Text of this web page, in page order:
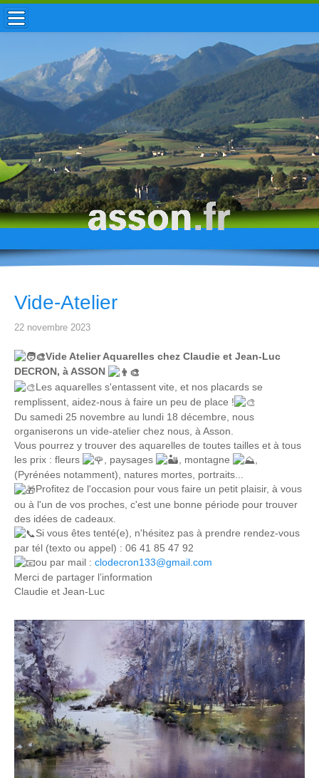
ACCUEIL / INFOS
MUNICIPALITÉ
VIE LOCALE
ENFANCE
TOURISME
HISTOIRE
Vide-Atelier
22 novembre 2023
Vide Atelier Aquarelles chez Claudie et Jean-Luc
DECRON, à ASSON
Les aquarelles s'entassent vite, et nos placards se
remplissent, aidez-nous à faire un peu de place !
Du samedi 25 novembre au lundi 18 décembre, nous
organiserons un vide-atelier chez nous, à Asson.
Vous pourrez y trouver des aquarelles de toutes tailles et à tous
les prix : fleurs
, paysages , montagne
(Pyrénées notamment), natures mortes, portraits...
Profitez de l'occasion pour vous faire un petit plaisir, à vous
ou à l'un de vos proches, c'est une bonne période pour trouver
des idées de cadeaux.
Si vous êtes tenté(e), n'hésitez pas à prendre rendez-vous
par tél (texto ou appel) : 06 41 85 47 92
ou par mail : clodecron133@gmail.com
Merci de partager l’information
Claudie et Jean-Luc